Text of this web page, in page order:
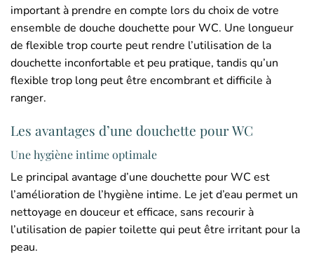
important à prendre en compte lors du choix de votre
ensemble de douche douchette pour WC. Une longueur
de flexible trop courte peut rendre l’utilisation de la
douchette inconfortable et peu pratique, tandis qu’un
flexible trop long peut être encombrant et difficile à
ranger.
Les avantages d’une douchette pour WC
Une hygiène intime optimale
Le principal avantage d’une douchette pour WC est
l’amélioration de l’hygiène intime. Le jet d’eau permet un
nettoyage en douceur et efficace, sans recourir à
l’utilisation de papier toilette qui peut être irritant pour la
peau.